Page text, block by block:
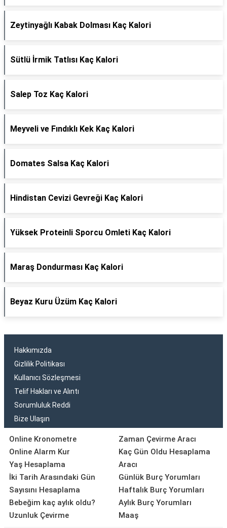
Zeytinyağlı Kabak Dolması Kaç Kalori
Sütlü İrmik Tatlısı Kaç Kalori
Salep Toz Kaç Kalori
Meyveli ve Fındıklı Kek Kaç Kalori
Domates Salsa Kaç Kalori
Hindistan Cevizi Gevreği Kaç Kalori
Yüksek Proteinli Sporcu Omleti Kaç Kalori
Maraş Dondurması Kaç Kalori
Beyaz Kuru Üzüm Kaç Kalori
Hakkımızda
Gizlilik Politikası
Kullanıcı Sözleşmesi
Telif Hakları ve Alıntı
Sorumluluk Reddi
Bize Ulaşın
Online Kronometre
Online Alarm Kur
Yaş Hesaplama
İki Tarih Arasındaki Gün
Sayısını Hesaplama
Bebeğim kaç aylık oldu?
Uzunluk Çevirme
Zaman Çevirme Aracı
Kaç Gün Oldu Hesaplama
Aracı
Günlük Burç Yorumları
Haftalık Burç Yorumları
Aylık Burç Yorumları
Maaş